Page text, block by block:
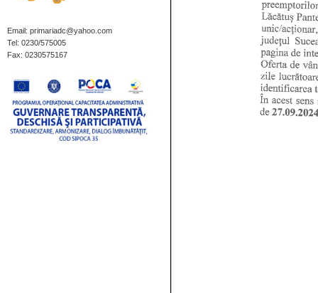
Email: primariadc@yahoo.com
Tel: 0230/575005
Fax: 0230575167